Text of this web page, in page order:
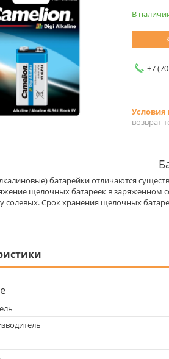
В
+7
возврат
батарейки отличаются
щелочных батареек в заряженном
солевых. Срок хранения щелочных